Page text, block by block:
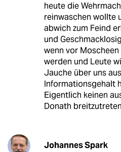
heute die
reinwaschen wollte
abwich zum Feind
und
wenn vor
werden und Leute
Jauche über uns
Informationsgehalt
Eigentlich keinen
Donath
Johannes Spark